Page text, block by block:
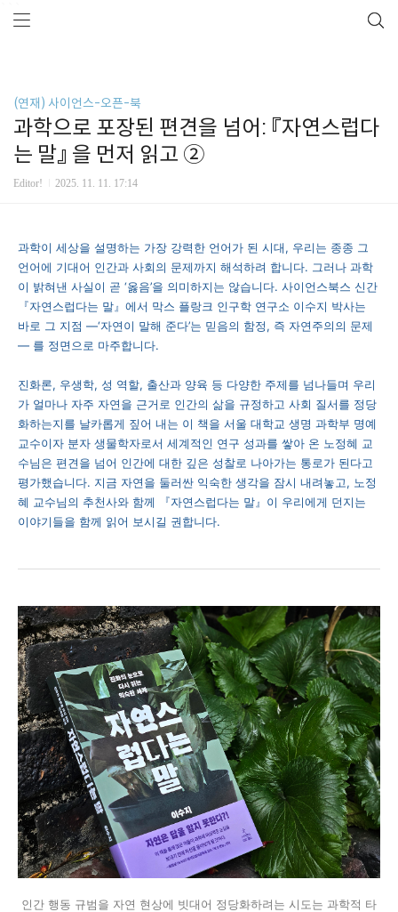
(연재) 사이언스-오픈-북
과학으로 포장된 편견을 넘어: 『자연스럽다
는 말』 을 먼저 읽고 ②
Editor! 2025. 11. 11. 17:14
과학이 세상을 설명하는 가장 강력한 언어가 된 시대, 우리는 종종 그
언어에 기대어 인간과 사회의 문제까지 해석하려 합니다. 그러나 과학
이 밝혀낸 사실이 곧 ‘옳음’을 의미하지는 않습니다. 사이언스북스 신간
『자연스럽다는 말』에서 막스 플랑크 인구학 연구소 이수지 박사는
바로 그 지점 —‘자연이 말해 준다’는 믿음의 함정, 즉 자연주의의 문제
— 를 정면으로 마주합니다.
진화론, 우생학, 성 역할, 출산과 양육 등 다양한 주제를 넘나들며 우리
가 얼마나 자주 자연을 근거로 인간의 삶을 규정하고 사회 질서를 정당
화하는지를 날카롭게 짚어 내는 이 책을 서울 대학교 생명 과학부 명예
교수이자 분자 생물학자로서 세계적인 연구 성과를 쌓아 온 노정혜 교
수님은 편견을 넘어 인간에 대한 깊은 성찰로 나아가는 통로가 된다고
평가했습니다. 지금 자연을 둘러싼 익숙한 생각을 잠시 내려놓고, 노정
혜 교수님의 추천사와 함께 『자연스럽다는 말』이 우리에게 던지는
이야기들을 함께 읽어 보시길 권합니다.
인간 행동 규범을 자연 현상에 빗대어 정당화하려는 시도는 과학적 타